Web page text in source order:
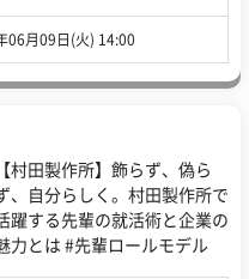
06月09日(火) 14:00
【村田製作所】飾らず、偽ら
、自分らしく。村田製作所で
躍する先輩の就活術と企業の
力とは #先輩ロールモデル